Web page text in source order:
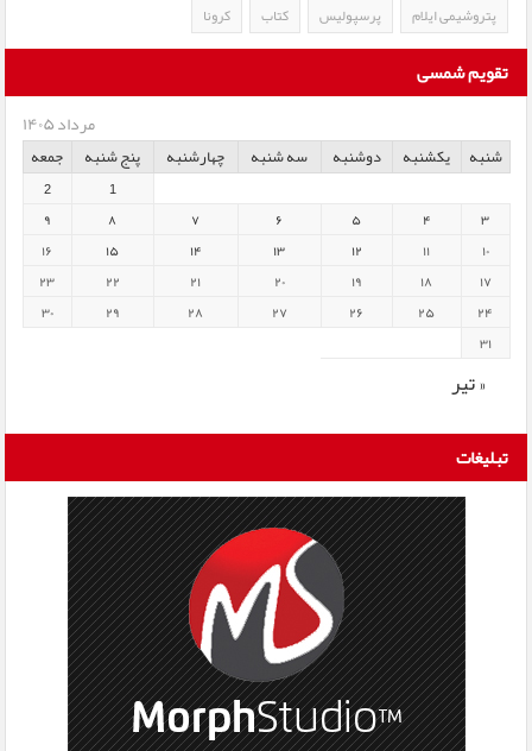
پتروشیمی ایلام
پرسپولیس کتاب کرونا
تقویم شمسی
مرداد ۱۴۰۵
شنبه یکشنبه دوشنبه سه شنبه چهارشنبه پنج شنبه جمعه
« تیر
1
2
۳
۴ ۵ ۶ ۷ ۸
۹
۱۰
۱۱ ۱۲ ۱۳ ۱۴ ۱۵
۱۶
۱۷
۱۸ ۱۹ ۲۰ ۲۱ ۲۲
۲۳
۲۴
۲۵ ۲۶ ۲۷ ۲۸ ۲۹
۳۰
۳۱
تبلیغات